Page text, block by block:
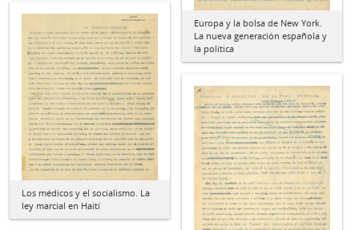
Europa y la bolsa de New York.
La nueva generación española y
la política
Los médicos y el socialismo. La
ley marcial en Haití